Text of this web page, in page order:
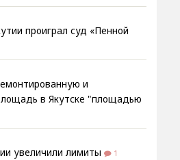
проиграл суд «Пенной
и
в Якутске "площадью
увеличили лимиты 1